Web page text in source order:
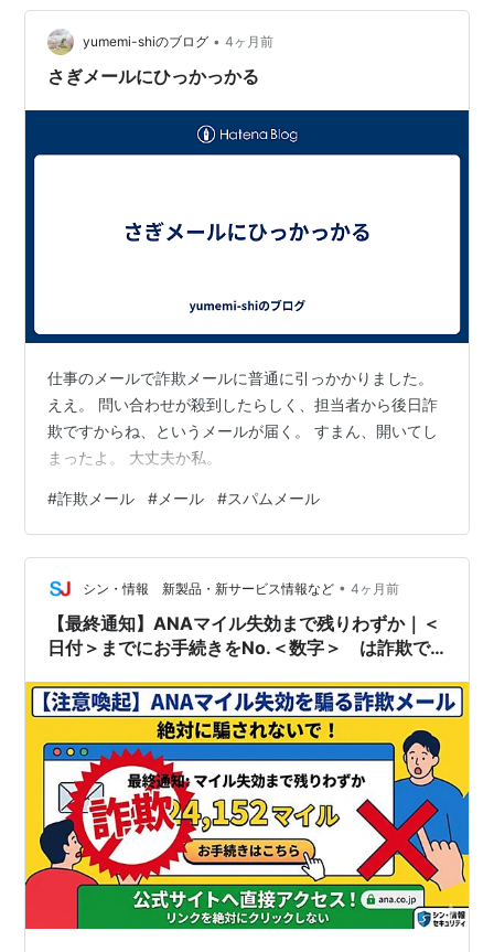
当ての詐欺メールならいざ知らす、これらは全てAppleか
らの公式なアカウントでした。 WEBで調べてはみました
が、特にこれと言った情報はヒットせず。とりあえず
yumemi-shiのブログ • 4ヶ月前
さぎメールにひっかっかる
仕事のメールで詐欺メールに普通に引っかかりました。
ええ。 問い合わせが殺到したらしく、担当者から後日詐
欺ですからね、というメールが届く。 すまん、開いてし
まったよ。 大丈夫か私。
#詐欺メール # メール #スパムメール
シン・情報 新製品・新サービス情報など • 4ヶ月前
【最終通知】ANAマイル失効まで残りわずか｜＜
日付＞までにお手続きをNo.＜数字＞ は詐欺で